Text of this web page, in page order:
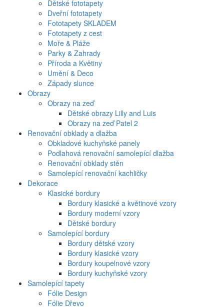
Dětské fototapety
Dveřní fototapety
Fototapety SKLADEM
Fototapety z cest
Moře & Pláže
Parky & Zahrady
Příroda a Květiny
Umění & Deco
Západy slunce
Obrazy
Obrazy na zeď
Dětské obrazy Lilly and Luis
Obrazy na zeď Patel 2
Renovační obklady a dlažba
Obkladové kuchyňské panely
Podlahová renovační samolepící dlažba
Renovační obklady stěn
Samolepící renovační kachličky
Dekorace
Klasické bordury
Bordury klasické a květinové vzory
Bordury moderní vzory
Dětské bordury
Samolepící bordury
Bordury dětské vzory
Bordury klasické vzory
Bordury koupelnové vzory
Bordury kuchyňské vzory
Samolepící tapety
Fólie Design
Fólie Dřevo